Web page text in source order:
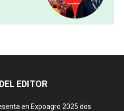
EDITOR
en Expoagro 2025 dos